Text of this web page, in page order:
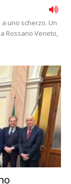
uno scherzo. Un
Rossano Veneto,